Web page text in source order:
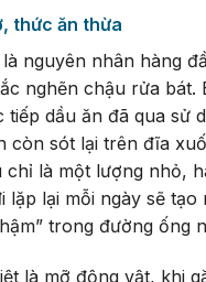
thức ăn thừa
nguyên nhân hàng
nghẽn chậu rửa bát.
tiếp dầu ăn đã qua sử
còn sót lại trên đĩa
chỉ là một lượng nhỏ,
lặp lại mỗi ngày sẽ tạo
trong đường ống
là mỡ động vật, khi